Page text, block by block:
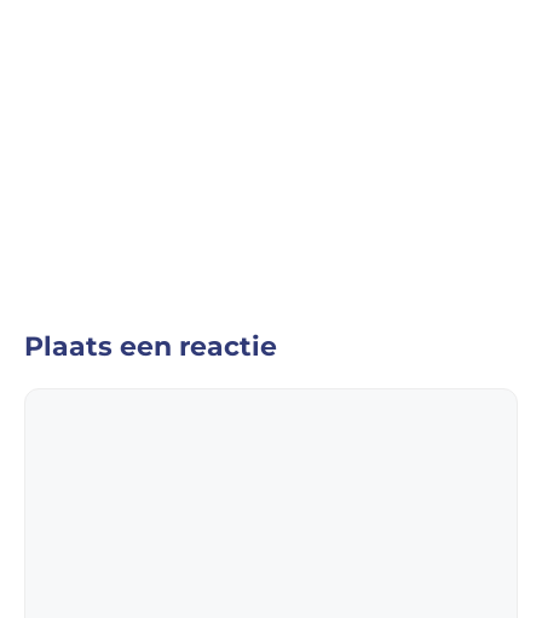
Plaats een reactie